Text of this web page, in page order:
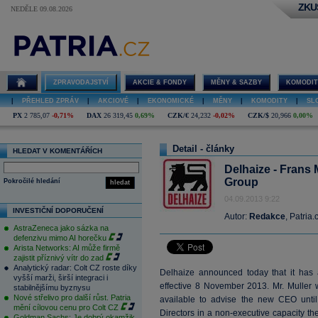
NEDĚLE 09.08.2026
ZPRAVODAJSTVÍ AKCIE & FONDY MĚNY & SAZBY
PŘEHLED ZPRÁV AKCIOVÉ EKONOMICKÉ MĚNY KOMODITY
PX 2 785,07 -0,71% DAX 26 319,45 0,69% CZK/€ 24,232 -0,02% CZK/$ 20,966 0,00%
HLEDAT V KOMENTÁŘÍCH
hledat
Pokročilé hledání
INVESTIČNÍ DOPORUČENÍ
AstraZeneca jako sázka na
defenzivu mimo AI horečku
Arista Networks: AI může firmě
zajistit příznivý vítr do zad
Analytický radar: Colt CZ roste díky
vyšší marži, širší integraci i
stabilnějšímu byznysu
Nové střelivo pro další růst. Patria
mění cílovou cenu pro Colt CZ
Detail - články
Delhaize - Frans
Group
04.09.2013 9:22
Autor: Redakce,
Delhaize announced today that it has
effective 8 November 2013. Mr. Muller
available to advise the new CEO
Directors in a non-executive capacity